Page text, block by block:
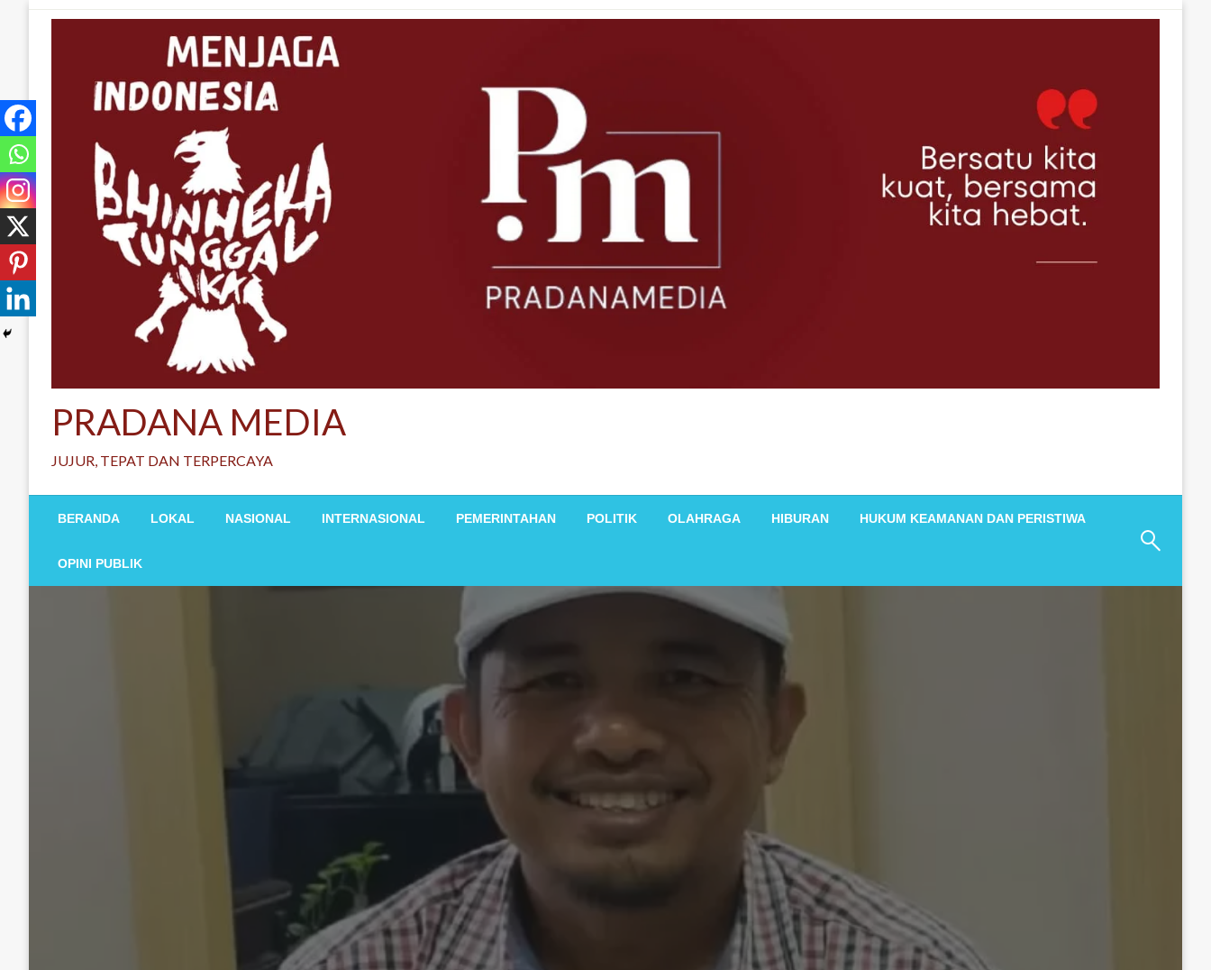
PRADANA MEDIA
JUJUR, TEPAT DAN TERPERCAYA
BERANDA LOKAL NASIONAL INTERNASIONAL PEMERINTAHAN POLITIK OLAHRAGA HIBURAN HUKUM KEAMANAN DAN PERISTIWA
OPINI PUBLIK